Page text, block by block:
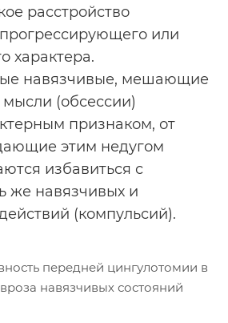
расстройство
или
характера.
навязчивые, мешающие
(обсессии)
признаком, от
этим недугом
избавиться с
же навязчивых и
(компульсий).